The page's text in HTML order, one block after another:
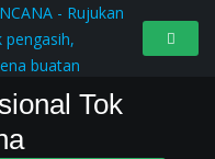
Tok